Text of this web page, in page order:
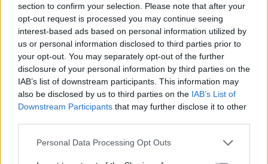
section to confirm your selection. Please note that after your
opt-out request is processed you may continue seeing
interest-based ads based on personal information utilized by
us or personal information disclosed to third parties prior to
your opt-out. You may separately opt-out of the further
disclosure of your personal information by third parties on the
IAB’s list of downstream participants. This information may
also be disclosed by us to third parties on the IAB’s List of
Downstream Participants that may further disclose it to other
Please note that this website/app uses one or more Google
Personal Data Processing Opt Outs
A javításokra nincs szabványos garancia. Győződjön
meg róla, hogy tisztában van azzal, hogy a garancia
mire terjed ki, és hogy írásban is rendelkezik róla.
garanciáknak lehetnek korlátai, például önrész,
kilométer, idő, a garanciális munka elvégzésére
jogosult vállalkozások vagy a visszatérítéshez
szükséges különleges lépések. Ismerje garanciális
jogait.
Tartson mindig egy alapvető javítókészletet a